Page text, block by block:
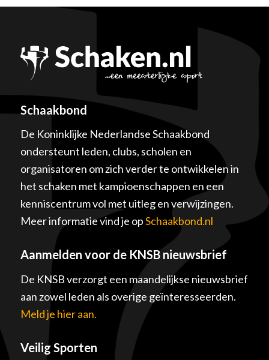
Schaakbond
De Koninklijke Nederlandse Schaakbond
ondersteunt leden, clubs, scholen en
organisatoren om zich verder te ontwikkelen in
het schaken met kampioenschappen en een
kenniscentrum vol met uitleg en verwijzingen.
Meer informatie vind je opSchaakbond.nl
Aanmelden voor de KNSB nieuwsbrief
De KNSB verzorgt een maandelijkse nieuwsbrief
aan zowel leden als overige geïnteresseerden.
Meld je hier aan.
Veilig Sporten